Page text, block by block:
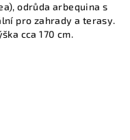
odrůda arbequina s
pro zahrady a terasy.
cca 170 cm.